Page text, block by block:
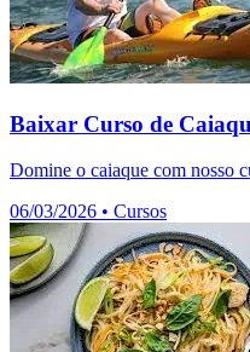
Baixar Curso de
Domine o caiaque com nosso
06/03/2026 • Cursos